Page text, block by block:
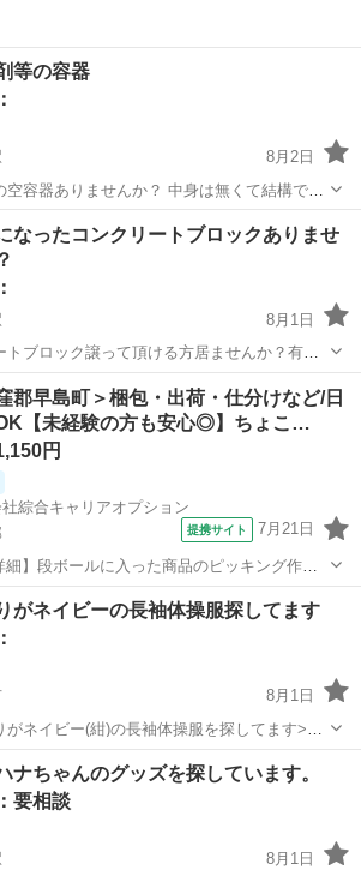
等の容器
8月2日
空容器ありませんか？ 中身は無くて結構で
いただけませんか？
駅 買いたい/ください
なったコンクリートブロックありませ
8月1日
トブロック譲って頂ける方居ませんか？有料
ります。お近くにお住まいの方ご連絡お待ち
駅 買いたい/ください
郡早島町＞梱包・出荷・仕分けなど/日
【未経験の方も安心◎】ちょこ…
円
綜合キャリアオプション
提携サイト 7月21日
】段ボールに入った商品のピッキング作業
た商品を指定の位置へ運ぶ立ち作業【重量】
ンシェルスタッフ
の...
け
がネイビーの長袖体操服探してます
8月1日
がネイビー(紺)の長袖体操服を探してます><
いくつかの園が制服
で使用したいです🙇‍♂️
たい/ください 幼稚園
ナちゃんのグッズを探しています。
要相談
8月1日